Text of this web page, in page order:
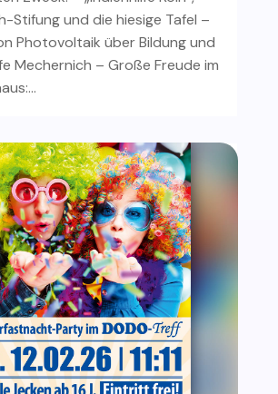
Stifung und die hiesige Tafel –
Photovoltaik über Bildung und
Mechernich – Große Freude im